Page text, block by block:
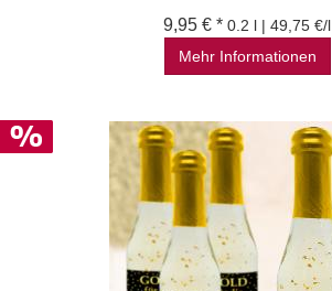
9,95 € * 0.2 l | 49,75 €/l
Mehr Informationen